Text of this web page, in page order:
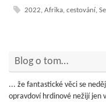
2022, Afrika, cestování,
Blog o tom…
... že fantastické věci se
opravdoví hrdinové nežijí jen